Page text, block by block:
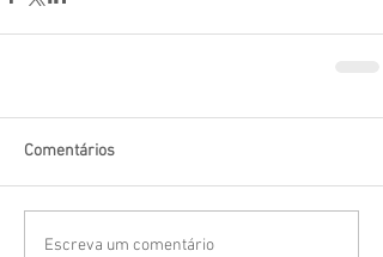
Comentários
Escreva um comentário